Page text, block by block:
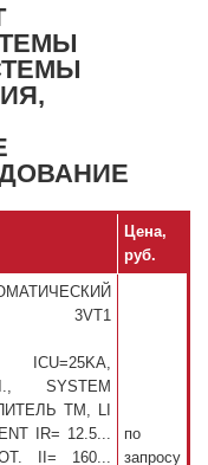
Цена,
руб.
3VT1
ICU=25KA,
SYSTEM
TM, LI
IR= 12.5...
II= 160...
по
запросу